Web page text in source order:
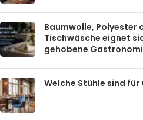
Baumwolle, Polyester
Tischwäsche eignet
gehobene
Welche Stühle sind